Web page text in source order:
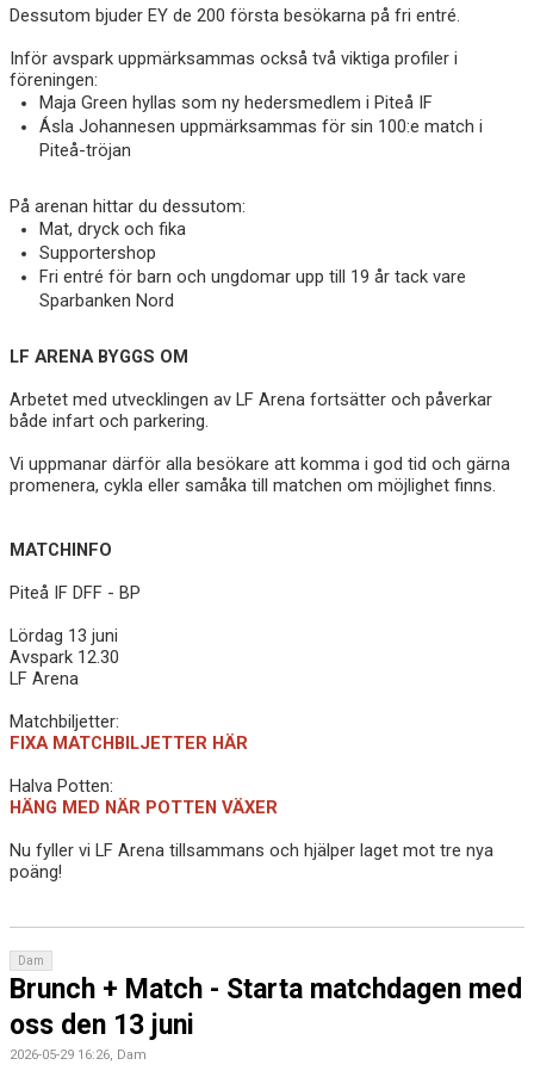
Dessutom bjuder EY de 200 första besökarna på fri entré.
Inför avspark uppmärksammas också två viktiga profiler i
föreningen:
Maja Green hyllas som ny hedersmedlem i Piteå IF
Ásla Johannesen uppmärksammas för sin 100:e match i
Piteå-tröjan
På arenan hittar du dessutom:
Mat, dryck och fika
Supportershop
Fri entré för barn och ungdomar upp till 19 år tack vare
Sparbanken Nord
LF ARENA BYGGS OM
Arbetet med utvecklingen av LF Arena fortsätter och påverkar
både infart och parkering.
Vi uppmanar därför alla besökare att komma i god tid och gärna
promenera, cykla eller samåka till matchen om möjlighet finns.
MATCHINFO
Piteå IF DFF - BP
Lördag 13 juni
Avspark 12.30
LF Arena
Matchbiljetter:
FIXA MATCHBILJETTER HÄR
Halva Potten:
HÄNG MED NÄR POTTEN VÄXER
Nu fyller vi LF Arena tillsammans och hjälper laget mot tre nya
poäng!
Dam
Brunch + Match - Starta matchdagen med
oss den 13 juni
2026-05-29 16:26, Dam